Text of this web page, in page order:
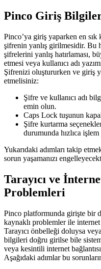
Pinco Giriş
Pinco’ya giriş yaparken en sık
şifrenin yanlış girilmesidir. Bu
şifrelerini yanlış hatırlaması,
etmesi veya kullanıcı adı
Şifrenizi oluştururken ve giriş
etmelisiniz:
Şifre ve kullanıcı adı
emin olun.
Caps Lock tuşunun
Şifre kurtarma
durumunda hızlıca
Yukarıdaki adımları takip
sorun yaşamanızı
Tarayıcı ve
Problemleri
Pinco platformunda girişte bir
kaynaklı problemler ile internet
Tarayıcı önbelleği doluysa
bilgileri doğru girilse bile
veya kesintili internet
Aşağıdaki adımlar bu